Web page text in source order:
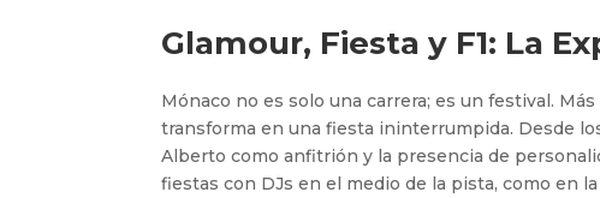
Glamour, Fiesta y F1: La
Mónaco no es solo una carrera; es un festival.
transforma en una fiesta ininterrumpida. Desde
Alberto como anfitrión y la presencia de
fiestas con DJs en el medio de la pista, como en